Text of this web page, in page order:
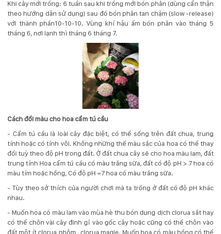
Khi cây mới trồng: 6 tuần sau khi trồng mới bón phân (dùng cẩn thận
theo hướng dẫn sử dụng) sau đó bón phân tan chậm (slow -release)
với thành phần10-10-10. Vùng khí hậu ấm bón phân vào tháng 5
tháng 6, nơi lạnh thì tháng 6 tháng 7.
Cách đổi màu cho hoa cẩm tú cầu
- Cẩm tú cầu là loài cây đặc biệt, có thể sống trên đất chua, trung
tính hoặc có tính vôi. Không những thế màu sắc của hoa có thể thay
đổi tuỳ theo độ pH trong đất. Ở đất chua cây sẽ cho hoa màu lam, đất
trung tính Hoa cẩm tú cầu có màu trắng sữa, đất có độ pH > 7 hoa có
màu tím hoặc hồng, Có độ pH =7 hoa có màu trắng sữa.
- Tùy theo sở thích của người chơi mà ta trồng ở đất có độ pH khác
nhau.
- Muốn hoa có màu lam vào mùa hè thu bón dung dịch clorua sắt hay
có thể chôn vài cây đinh gỉ vào gốc cây hoặc cũng có thể chôn vào
đất một ít clorua nhôm , clorua magie. Muốn hoa có màu hồng có thể